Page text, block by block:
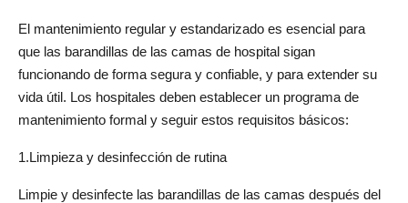
El mantenimiento regular y estandarizado es esencial para
que las barandillas de las camas de hospital sigan
funcionando de forma segura y confiable, y para extender su
vida útil. Los hospitales deben establecer un programa de
mantenimiento formal y seguir estos requisitos básicos:
1.Limpieza y desinfección de rutina
Limpie y desinfecte las barandillas de las camas después del